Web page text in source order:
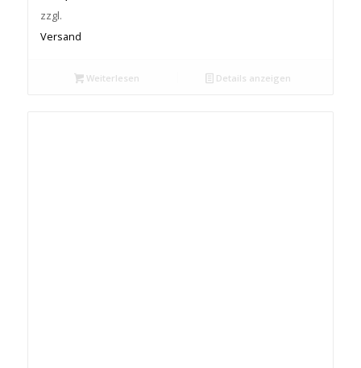
zzgl.
Versand
Weiterlesen Details anzeigen